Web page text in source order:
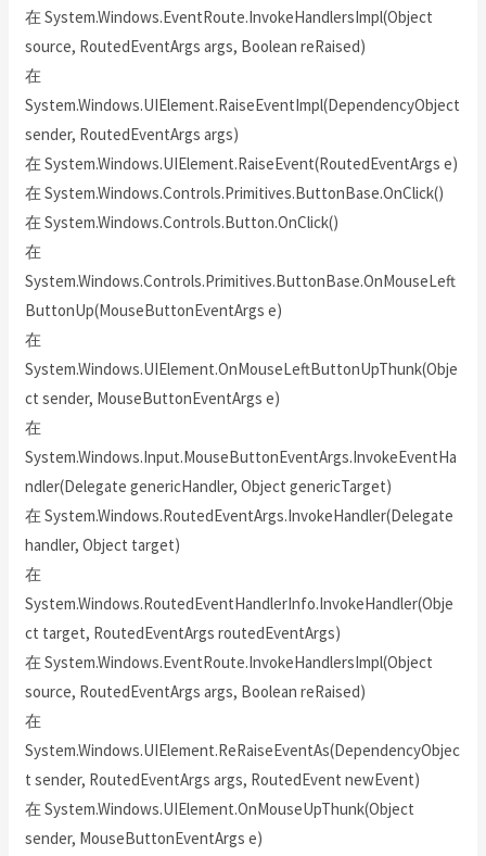
在 System.Windows.EventRoute.InvokeHandlersImpl(Object
source, RoutedEventArgs args, Boolean reRaised)
在
System.Windows.UIElement.RaiseEventImpl(DependencyObject
sender, RoutedEventArgs args)
在 System.Windows.UIElement.RaiseEvent(RoutedEventArgs e)
在 System.Windows.Controls.Primitives.ButtonBase.OnClick()
在 System.Windows.Controls.Button.OnClick()
在
System.Windows.Controls.Primitives.ButtonBase.OnMouseLeft
ButtonUp(MouseButtonEventArgs e)
在
System.Windows.UIElement.OnMouseLeftButtonUpThunk(Obje
ct sender, MouseButtonEventArgs e)
在
System.Windows.Input.MouseButtonEventArgs.InvokeEventHa
ndler(Delegate genericHandler, Object genericTarget)
在 System.Windows.RoutedEventArgs.InvokeHandler(Delegate
handler, Object target)
在
System.Windows.RoutedEventHandlerInfo.InvokeHandler(Obje
ct target, RoutedEventArgs routedEventArgs)
在 System.Windows.EventRoute.InvokeHandlersImpl(Object
source, RoutedEventArgs args, Boolean reRaised)
在
System.Windows.UIElement.ReRaiseEventAs(DependencyObjec
t sender, RoutedEventArgs args, RoutedEvent newEvent)
在 System.Windows.UIElement.OnMouseUpThunk(Object
sender, MouseButtonEventArgs e)